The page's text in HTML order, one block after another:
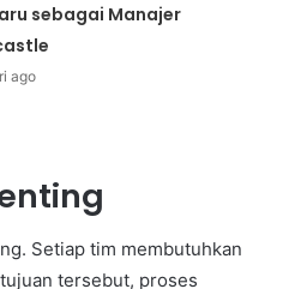
sebagai Manajer
ago
Setiap tim membutuhkan
tersebut, proses